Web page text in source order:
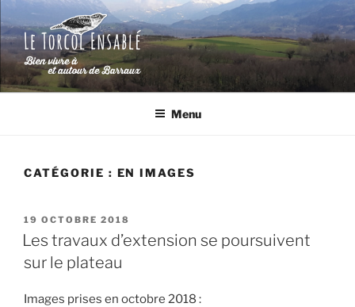
Aller
au
contenu
principal
LE TORCOL ENSABLÉ
Bien vivre à et autour de Barraux (Isère)
Menu
CATÉGORIE : EN IMAGES
PUBLIÉ
LE
19 OCTOBRE 2018
Les travaux d’extension se poursuivent
sur le plateau
Images prises en octobre 2018 :